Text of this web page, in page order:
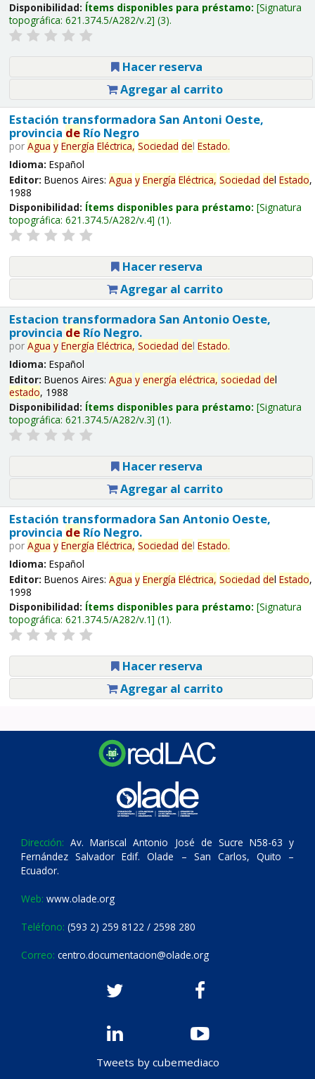
Disponibilidad: Ítems disponibles para préstamo: Signatura
topográfica: 621.374.5/A282/v.2 (3).
Hacer reserva
Agregar al carrito
Estación transformadora San Antoni Oeste,
provincia deRío Negro
por Agua y Energía Eléctrica, Sociedad del Estado.
Idioma: Español
Editor: Buenos Aires: Agua y Energía Eléctrica, Sociedad del Estado,
1988
Disponibilidad: Ítems disponibles para préstamo: Signatura
topográfica: 621.374.5/A282/v.4 (1).
Hacer reserva
Agregar al carrito
Estacion transformadora San Antonio Oeste,
provincia deRío Negro.
por Agua y Energía Eléctrica, Sociedad del Estado.
Idioma: Español
Editor: Buenos Aires: Agua y energía eléctrica, sociedad del
estado, 1988
Disponibilidad: Ítems disponibles para préstamo: Signatura
topográfica: 621.374.5/A282/v.3 (1).
Hacer reserva
Agregar al carrito
Estación transformadora San Antonio Oeste,
provincia deRío Negro.
por Agua y Energía Eléctrica, Sociedad del Estado.
Idioma: Español
Editor: Buenos Aires: Agua y Energía Eléctrica, Sociedad del Estado,
1998
Disponibilidad: Ítems disponibles para préstamo: Signatura
topográfica: 621.374.5/A282/v.1 (1).
Hacer reserva
Agregar al carrito
Dirección: Av. Mariscal Antonio José de Sucre N58-63 y
Fernández Salvador Edif. Olade – San Carlos, Quito –
Ecuador.
Web: www.olade.org
Teléfono: (593 2) 259 8122 / 2598 280
Correo: centro.documentacion@olade.org
Tweets by cubemediaco